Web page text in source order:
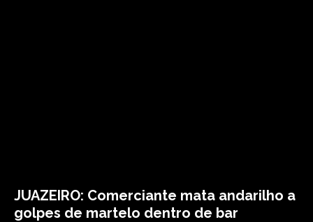
JUAZEIRO: Comerciante mata andarilho a
golpes de martelo dentro de bar